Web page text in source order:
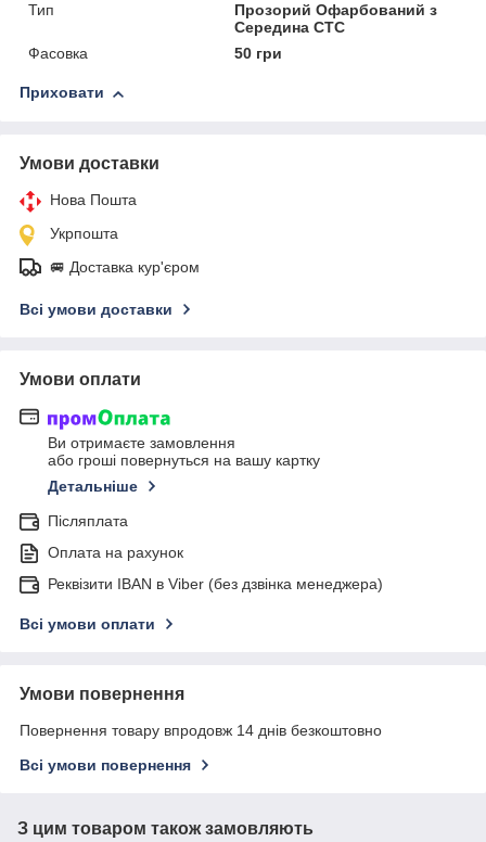
Тип
Прозорий Офарбований з
Середина CTC
Фасовка
50 гри
Приховати
Умови доставки
Нова Пошта
Укрпошта
🚐 Доставка кур'єром
Всі умови доставки
Умови оплати
Ви отримаєте замовлення
або гроші повернуться на вашу картку
Детальніше
Післяплата
Оплата на рахунок
Реквізити IBAN в Viber (без дзвінка менеджера)
Всі умови оплати
Умови повернення
Повернення товару впродовж 14 днів безкоштовно
Всі умови повернення
З цим товаром також замовляють